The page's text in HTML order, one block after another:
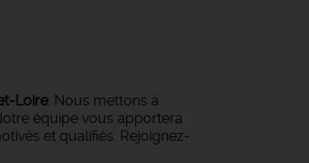
Loire. Nous mettons à
équipe vous apportera
et qualifiés. Rejoignez-